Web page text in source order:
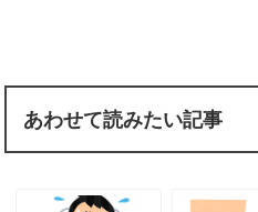
あわせて読みたい記事